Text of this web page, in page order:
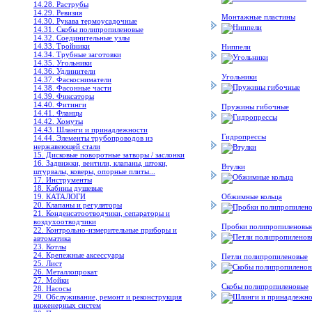
14.28. Раструбы
14.29. Ревизия
14.30. Рукава термоусадочные
14.31. Скобы полипропиленовые
14.32. Соединительные узлы
14.33. Тройники
14.34. Трубные заготовки
14.35. Угольники
14.36. Удлинители
14.37. Фаскосниматели
14.38. Фасонные части
14.39. Фиксаторы
14.40. Фитинги
14.41. Фланцы
14.42. Хомуты
14.43. Шланги и принадлежности
14.44. Элементы трубопроводов из
нержавеющей стали
15. Дисковые поворотные затворы / заслонки
16. Задвижки, вентили, клапаны, штоки,
штурвалы, коверы, опорные плиты...
17. Инструменты
18. Кабины душевые
19. КАТАЛОГИ
20. Клапаны и регуляторы
21. Конденсатоотводчики, сепараторы и
воздухоотводчики
22. Контрольно-измерительные приборы и
автоматика
23. Котлы
24. Крепежные аксессуары
25. Лист
26. Металлопрокат
27. Мойки
28. Насосы
29. Обслуживание, ремонт и реконструкция
инженерных систем
Монтажные пластины
Ниппели
Угольники
Пружины гибочные
Гидропрессы
Втулки
Обжимные кольца
Пробки
Петли полипропиленовые
Скобы полипропиленовые